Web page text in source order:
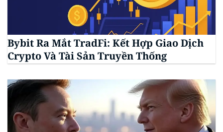
Bybit Ra Mắt TradFi: Kết Hợp Giao Dịch
Crypto Và Tài Sản Truyền Thống